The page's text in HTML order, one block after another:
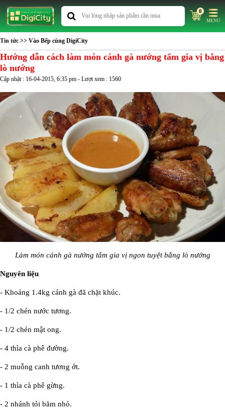
0
MENU
Tin tức >> Vào Bếp cùng DigiCity
Hướng dẫn cách làm món cánh gà nướng tẩm gia vị bằng
lò nướng
Cập nhật : 16-04-2015, 6:35 pm - Lượt xem : 1560
Làm món cánh gà nướng tẩm gia vị ngon tuyệt bằng lò nướng
Nguyên liệu
- Khoảng 1.4kg cánh gà đã chặt khúc.
- 1/2 chén nước tương.
- 1/2 chén mật ong.
- 4 thìa cà phê đường.
- 2 muỗng canh tương ớt.
- 1 thìa cà phê gừng.
- 2 nhánh tỏi băm nhỏ.